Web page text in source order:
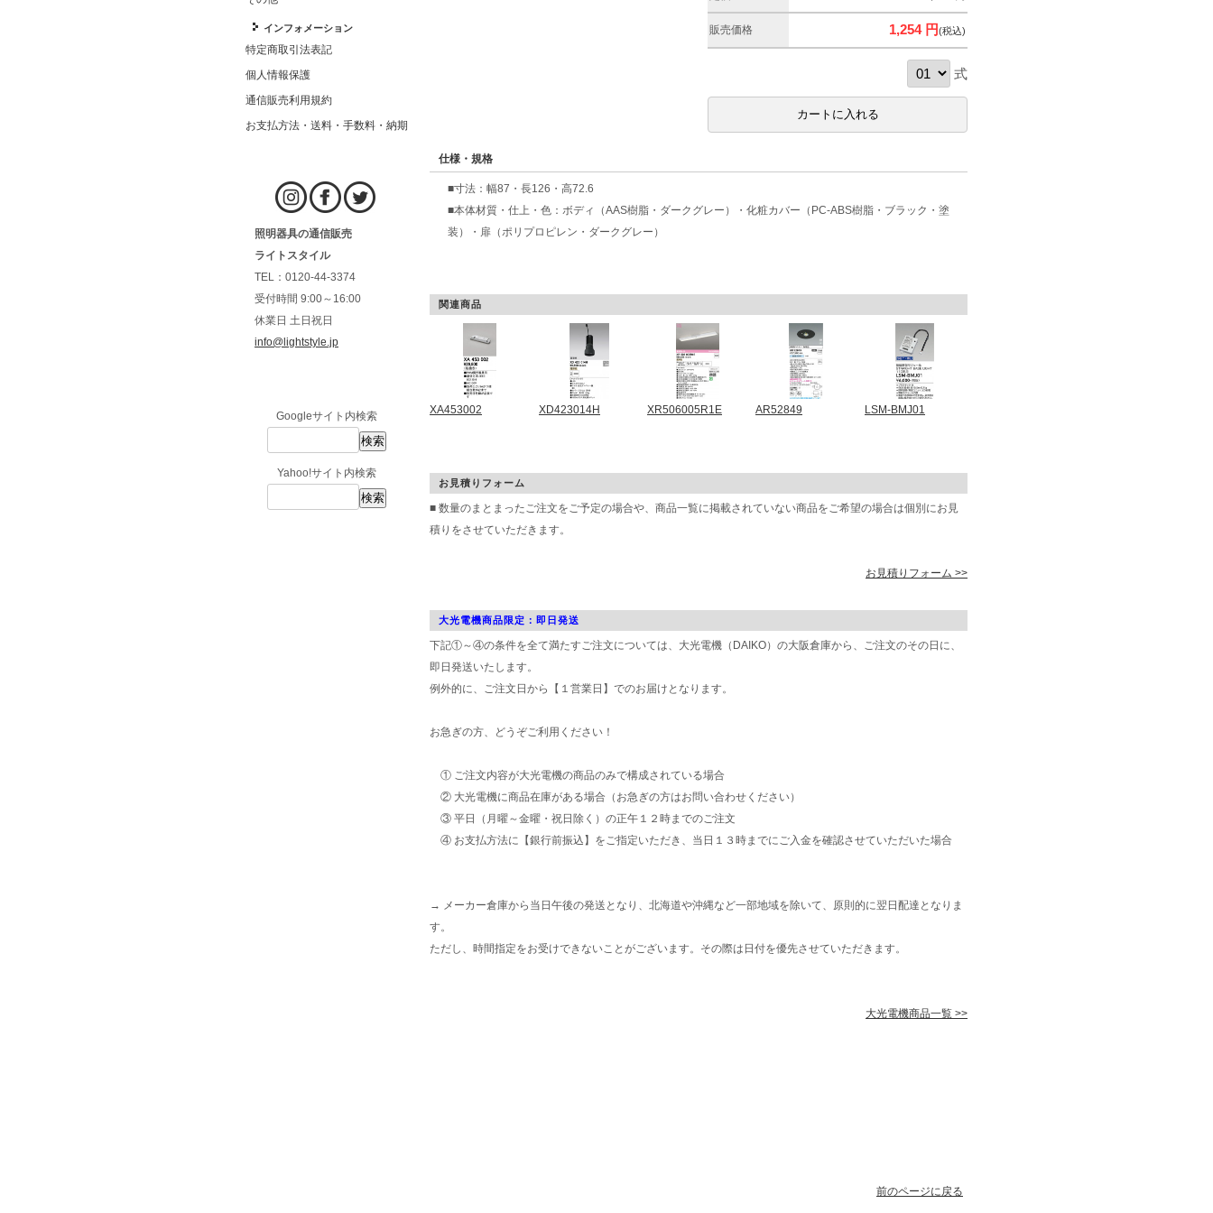
インフォメーション
特定商取引法表記
個人情報保護
通信販売利用規約
お支払方法・送料・手数料・納期
照明器具の通信販売
ライトスタイル
TEL：0120-44-3374
受付時間 9:00～16:00
休業日 土日祝日
info@lightstyle.jp
Googleサイト内検索
Yahoo!サイト内検索
販売価格 1,254 円(税込)
式
仕様・規格
■寸法：幅87・長126・高72.6
■本体材質・仕上・色：ボディ（AAS樹脂・ダークグレー）・化粧カバー（PC-ABS樹脂・ブラック・塗
装）・扉（ポリプロピレン・ダークグレー）
関連商品
XA453002 XD423014H XR506005R1E AR52849 LSM-BMJ01
お見積りフォーム
■ 数量のまとまったご注文をご予定の場合や、商品一覧に掲載されていない商品をご希望の場合は個別にお見
積りをさせていただきます。
お見積りフォーム >>
大光電機商品限定：即日発送
下記①～④の条件を全て満たすご注文については、大光電機（DAIKO）の大阪倉庫から、ご注文のその日に、
即日発送いたします。
例外的に、ご注文日から【１営業日】でのお届けとなります。
お急ぎの方、どうぞご利用ください！
① ご注文内容が大光電機の商品のみで構成されている場合
② 大光電機に商品在庫がある場合（お急ぎの方はお問い合わせください）
③ 平日（月曜～金曜・祝日除く）の正午１２時までのご注文
④ お支払方法に【銀行前振込】をご指定いただき、当日１３時までにご入金を確認させていただいた場合
→ メーカー倉庫から当日午後の発送となり、北海道や沖縄など一部地域を除いて、原則的に翌日配達となりま
す。
ただし、時間指定をお受けできないことがございます。その際は日付を優先させていただきます。
大光電機商品一覧 >>
前のページに戻る